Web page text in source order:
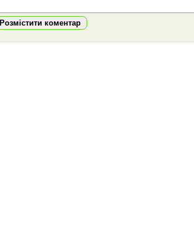
Розмістити коментар